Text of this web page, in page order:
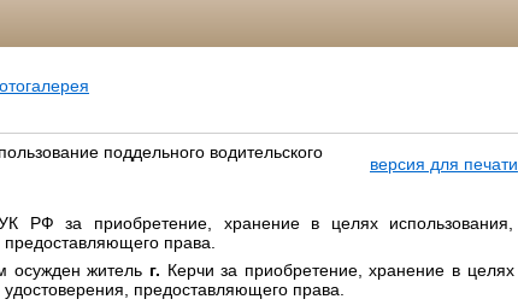
поддельного водительского
версия для печати
за приобретение, хранение в целях использования,
права.
осужден житель г. Керчи за приобретение, хранение в целях
предоставляющего права.